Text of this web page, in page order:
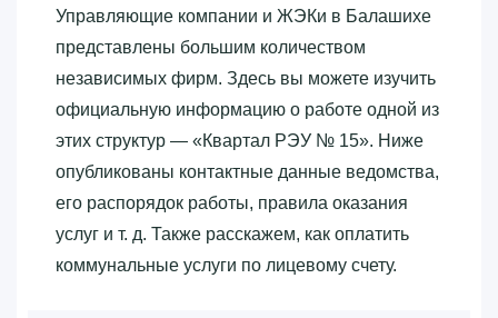
Управляющие компании и ЖЭКи в Балашихе
представлены большим количеством
независимых фирм. Здесь вы можете изучить
официальную информацию о работе одной из
этих структур — «‎Квартал РЭУ № 15»‎. Ниже
опубликованы контактные данные ведомства,
его распорядок работы, правила оказания
услуг и т. д. Также расскажем, как оплатить
коммунальные услуги по лицевому счету.